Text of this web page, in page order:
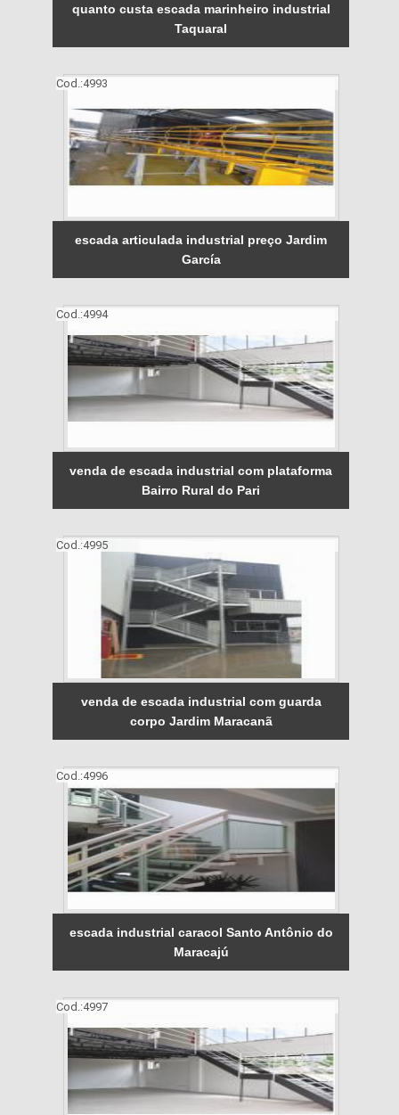
quanto custa escada marinheiro industrial
Taquaral
Cod.:4993
escada articulada industrial preço Jardim
García
Cod.:4994
venda de escada industrial com plataforma
Bairro Rural do Pari
Cod.:4995
venda de escada industrial com guarda
corpo Jardim Maracanã
Cod.:4996
escada industrial caracol Santo Antônio do
Maracajú
Cod.:4997